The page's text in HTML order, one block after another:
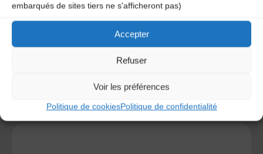
embarqués de sites tiers ne s'afficheront pas)
Accepter
Refuser
Voir les préférences
Politique de cookiesPolitique de confidentialité
Ce site utilise Akismet pour réduire les indésirables.En
savoir plus sur la façon dont les données de vos
commentaires sont traitées.